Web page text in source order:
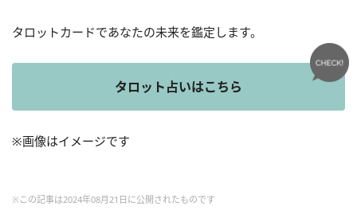
タロットカードであなたの未来を鑑定します。
タロット占いはこちら
※画像はイメージです
※この記事は2024年08月21日に公開されたものです